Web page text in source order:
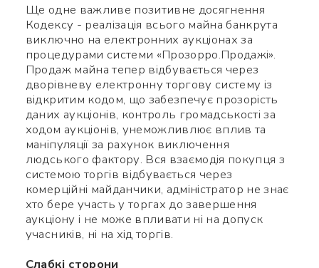
Ще одне важливе позитивне досягнення
Кодексу - реалізація всього майна банкрута
виключно на електронних аукціонах за
процедурами системи «Прозорро.Продажі».
Продаж майна тепер відбувається через
дворівневу електронну торгову систему із
відкритим кодом, що забезпечує прозорість
даних аукціонів, контроль громадськості за
ходом аукціонів, унеможливлює вплив та
маніпуляції за рахунок виключення
людського фактору. Вся взаємодія покупця з
системою торгів відбувається через
комерційні майданчики, адміністратор не знає
хто бере участь у торгах до завершення
аукціону і не може впливати ні на допуск
учасників, ні на хід торгів.
Слабкі сторони